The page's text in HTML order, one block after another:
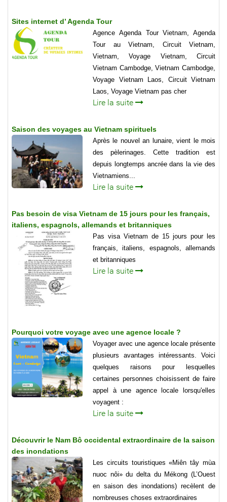
Sites internet d’ Agenda Tour
Agence Agenda Tour Vietnam, Agenda
Tour au Vietnam, Circuit Vietnam,
Vietnam, Voyage Vietnam, Circuit
Vietnam Cambodge, Vietnam Cambodge,
Voyage Vietnam Laos, Circuit Vietnam
Laos, Voyage Vietnam pas cher
Lire la suite
Saison des voyages au Vietnam spirituels
Après le nouvel an lunaire, vient le mois
des pèlerinages. Cette tradition est
depuis longtemps ancrée dans la vie des
Vietnamiens...
Lire la suite
Pas besoin de visa Vietnam de 15 jours pour les français,
italiens, espagnols, allemands et britanniques
Pas visa Vietnam de 15 jours pour les
français, italiens, espagnols, allemands
et britanniques
Lire la suite
Pourquoi votre voyage avec une agence locale ?
Voyager avec une agence locale présente
plusieurs avantages intéressants. Voici
quelques raisons pour lesquelles
certaines personnes choisissent de faire
appel à une agence locale lorsqu'elles
voyagent :
Lire la suite
Découvrir le Nam Bô occidental extraordinaire de la saison
des inondations
Les circuits touristiques «Miên tây mùa
nuoc nôi» du delta du Mékong (L’Ouest
en saison des inondations) recèlent de
nombreuses choses extraordinaires